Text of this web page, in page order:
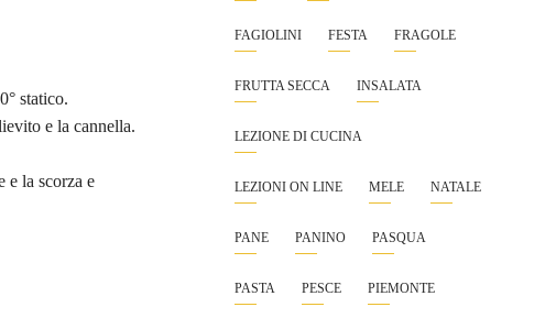
statico.
e la cannella.
e la scorza e
FAGIOLINI FESTA FRAGOLE
FRUTTA SECCA INSALATA
LEZIONE DI CUCINA
LEZIONI ON LINE MELE NATALE
PANE PANINO PASQUA
PASTA PESCE PIEMONTE